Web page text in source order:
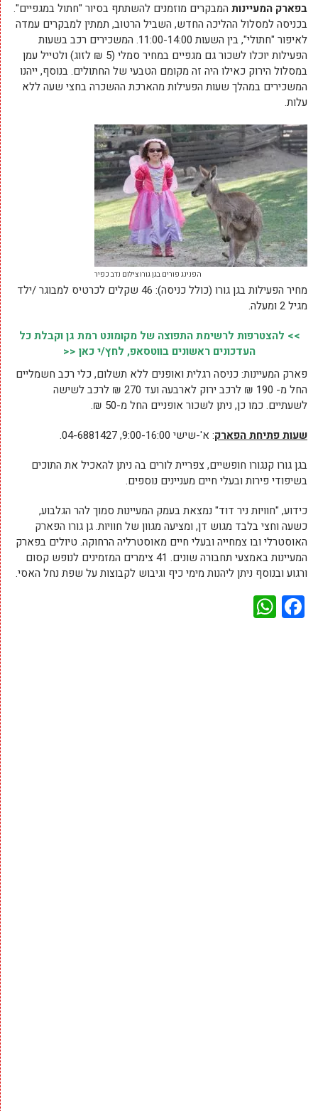
בפארק המעיינות המבקרים מוזמנים להשתתף בסיור "חתול במגפיים".
בכניסה למסלול ההליכה החדש, השביל הרטוב, תמתין למבקרים עמדה
לאיפור "חתולי", בין השעות 11:00-14:00. המשכירים רכב בשעות
הפעילות יוכלו לשכור גם מגפיים במחיר סמלי (5 ₪ לזוג) ולטייל עמן
במסלול הירוק כאילו היה זה מקומם הטבעי של החתולים. בנוסף, ייהנו
המשכירים במהלך שעות הפעילות מהארכת ההשכרה בחצי שעה ללא
עלות.
הפנינג פורים בגן גורו צילום נדב כפיר
מחיר הפעילות בגן גורו (כולל כניסה): 46 שקלים לכרטיס למבוגר /ילד
מגיל 2 ומעלה.
>> להצטרפות לרשימת התפוצה של מקומונט רמת גן וקבלת כל
העדכונים ראשונים בווטסאפ, לחץ/י כאן <<
פארק המעיינות: כניסה רגלית ואופנים ללא תשלום, כלי רכב חשמליים
החל מ- 190 ₪ לרכב ירוק לארבעה ועד 270 ₪ לרכב לשישה
לשעתיים. כמו כן, ניתן לשכור אופניים החל מ-50 ₪.
שעות פתיחת הפארק: א'-שישי 9:00-16:00, 04-6881427.
בגן גורו קנגורו חופשיים, צפריית לורים בה ניתן להאכיל את התוכים
בשיפודי פירות ובעלי חיים מעניינים נוספים.
כידוע, "חוויות ניר דוד" נמצאת בעמק המעיינות סמוך להר הגלבוע,
כשעה וחצי בלבד מגוש דן, ומציעה מגוון של חוויות. גן גורו הפארק
האוסטרלי ובו צמחייה ובעלי חיים מאוסטרליה הרחוקה. טיולים בפארק
המעיינות באמצעי תחבורה שונים. 41 צימרים המזמינים לנופש קסום
ורגוע ובנוסף ניתן ליהנות מימי כיף וגיבוש לקבוצות על שפת נחל האסי.
Facebook